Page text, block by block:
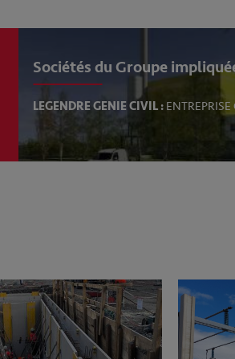
Sociétés du Groupe
LEGENDRE GENIE CIVIL :